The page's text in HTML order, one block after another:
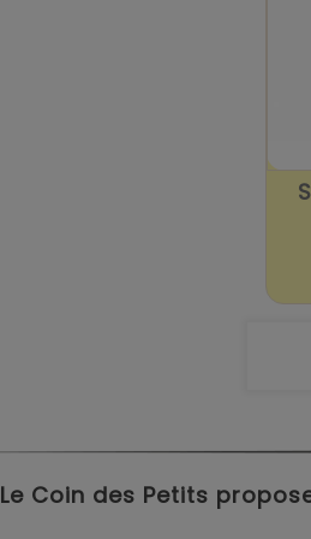
Le Coin des Petits